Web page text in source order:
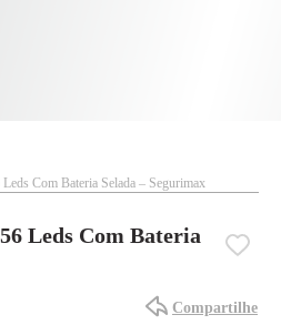
Com Bateria Selada – Segurimax
Leds Com Bateria
Compartilhe